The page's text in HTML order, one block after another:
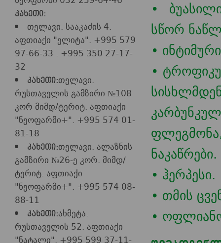
კახეთი:
თელავი. სააკაძის 4.
აფთიაქი "ელიტა". +995 579
97-66-33 . +995 350 27-17-
32
კახეთი:თელავი.
რუსთაველის გამზირი №108
კორ მიმდ/ტერიტ. აფთიაქი
"ნეოფარმი+". +995 574 01-
81-18
კახეთი:თელავი. ალაზნის
გამზირი №26-ე კორ. მიმდ/
ტერიტ. აფთიაქი
"ნეოფარმი+". +995 574 08-
88-11
კახეთი:ახმეტა.
რუსთაველის 52. აფთიაქი
"ნატალი". +995 599 37-11-
•
სწორ
•
•
ნაკაწრები.
• ჰერპესი.
• თმის
•